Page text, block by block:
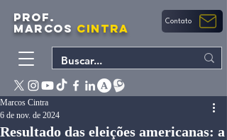
PROF.
MARCOS CINTRA Contato
Resultado das eleições americanas: a
Marcos Cintra
6 de nov. de 2024